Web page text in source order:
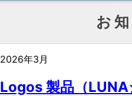
お
2026年3月
Logos 製品（